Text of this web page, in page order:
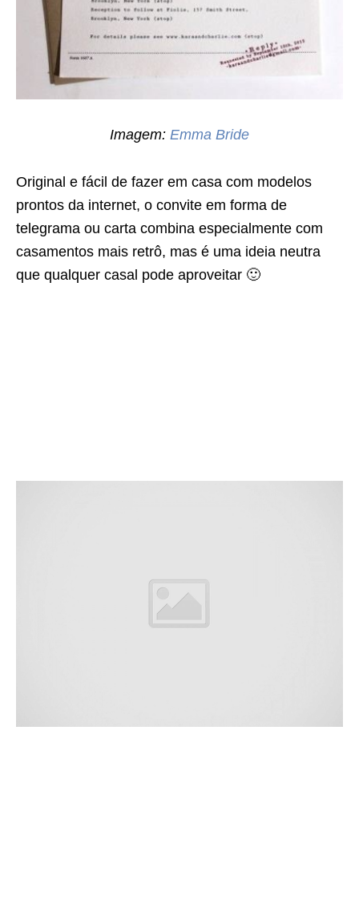
Imagem: Emma Bride
Original e fácil de fazer em casa com modelos
prontos da internet, o convite em forma de
telegrama ou carta combina especialmente com
casamentos mais retrô, mas é uma ideia neutra
que qualquer casal pode aproveitar 🙂